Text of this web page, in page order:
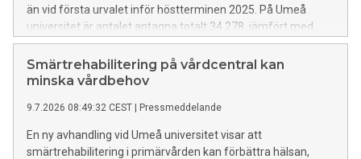
än vid första urvalet inför höstterminen 2025. På Umeå
universitet är antalet antagna totalt 34 278, jämfört med
rekordet 38 009 förra året innebär det en minskning på
knappt 10 procent.
Smärtrehabilitering på vårdcentral kan
minska vårdbehov
9.7.2026 08:49:32 CEST | Pressmeddelande
En ny avhandling vid Umeå universitet visar att
smärtrehabilitering i primärvården kan förbättra hälsan,